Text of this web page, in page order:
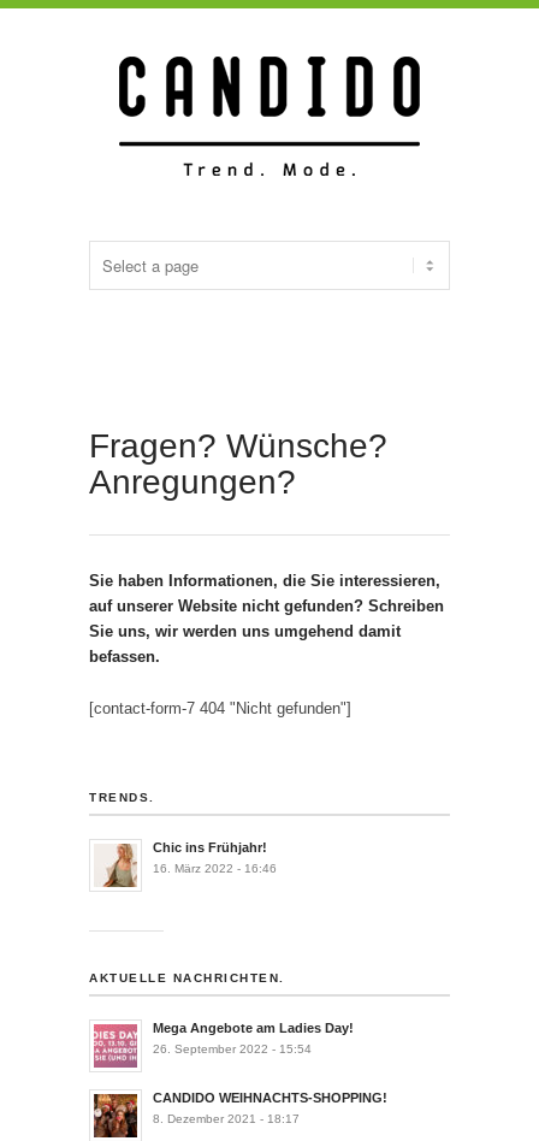
Fragen? Wünsche?
Anregungen?
Sie haben Informationen, die Sie interessieren,
auf unserer Website nicht gefunden? Schreiben
Sie uns, wir werden uns umgehend damit
befassen.
[contact-form-7 404 "Nicht gefunden"]
TRENDS.
Chic ins Frühjahr!
16. März 2022 - 16:46
AKTUELLE NACHRICHTEN.
Mega Angebote am Ladies Day!
26. September 2022 - 15:54
CANDIDO WEIHNACHTS-SHOPPING!
8. Dezember 2021 - 18:17